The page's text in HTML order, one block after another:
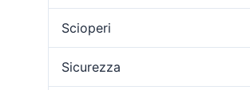
Scioperi
Sicurezza